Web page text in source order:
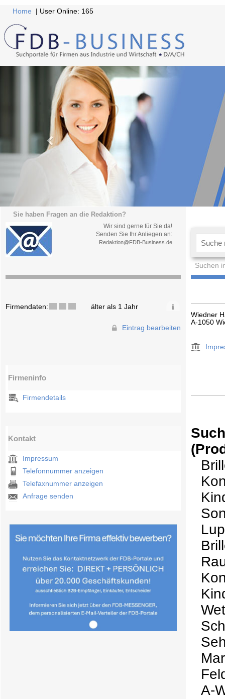
Home | User Online: 165
Sie haben Fragen an die Redaktion?
Wir sind gerne für Sie da!
Senden Sie Ihr Anliegen an:
Redaktion@FDB-Business.de
Suchen
Firmendaten: älter als 1 Jahr
Eintrag bearbeiten
Firmeninfo
Firmendetails
Kontakt
Impressum
Telefonnummer anzeigen
Telefaxnummer anzeigen
Anfrage senden
Wiedner
A-1050
A-